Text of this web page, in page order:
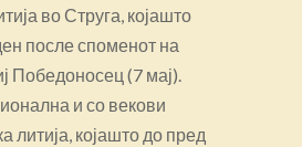
во Струга, којашто
после споменот на
Победоносец (7 мај).
и со векови
литија, којашто до пред